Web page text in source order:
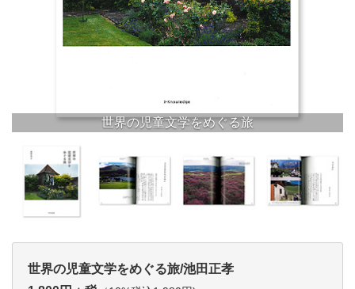
世界の児童文学をめぐる旅
世界の児童文学をめぐる旅/池田正孝